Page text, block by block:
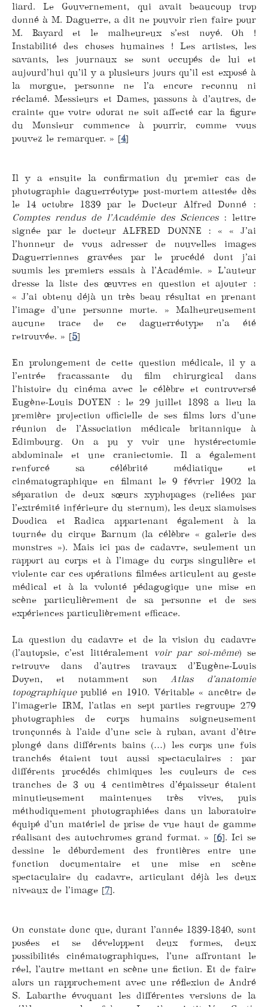
liard. Le Gouvernement, qui avait beaucoup trop
donné à M. Daguerre, a dit ne pouvoir rien faire pour
M. Bayard et le malheureux s’est noyé. Oh !
Instabilité des choses humaines ! Les artistes, les
savants, les journaux se sont occupés de lui et
aujourd’hui qu’il y a plusieurs jours qu’il est exposé à
la morgue, personne ne l’a encore reconnu ni
réclamé. Messieurs et Dames, passons à d’autres, de
crainte que votre odorat ne soit affecté car la figure
du Monsieur commence à pourrir, comme vous
pouvez le remarquer. » [4]
Il y a ensuite la confirmation du premier cas de
photographie daguerréotype post-mortem attestée dès
le 14 octobre 1839 par le Docteur Alfred Donné :
Comptes rendus de l’Académie des Sciences: lettre
signée par le docteur ALFRED DONNE : « « J’ai
l’honneur de vous adresser de nouvelles images
Daguerriennes gravées par le procédé dont j’ai
soumis les premiers essais à l’Académie. » L’auteur
dresse la liste des œuvres en question et ajouter :
« J’ai obtenu déjà un très beau résultat en prenant
l’image d’une personne morte. » Malheureusement
aucune trace de ce daguerréotype n’a été
retrouvée. » [5]
En prolongement de cette question médicale, il y a
l’entrée fracassante du film chirurgical dans
l’histoire du cinéma avec le célèbre et controversé
Eugène-Louis DOYEN : le 29 juillet 1898 a lieu la
première projection officielle de ses films lors d’une
réunion de l’Association médicale britannique à
Edimbourg. On a pu y voir une hystérectomie
abdominale et une craniectomie. Il a également
renforcé sa célébrité médiatique et
cinématographique en filmant le 9 février 1902 la
séparation de deux sœurs xyphopages (reliées par
l’extrémité inférieure du sternum), les deux siamoises
Doodica et Radica appartenant également à la
tournée du cirque Barnum (la célèbre « galerie des
monstres »). Mais ici pas de cadavre, seulement un
rapport au corps et à l’image du corps singulière et
violente car ces opérations filmées articulent au geste
médical et à la volonté pédagogique une mise en
scène particulièrement de sa personne et de ses
expériences particulièrement efficace.
La question du cadavre et de la vision du cadavre
(l’autopsie, c’est littéralement
voir par soi-même) se
retrouve dans d’autres travaux d’Eugène-Louis
Doyen, et notamment sonAtlas d’anatomie
topographiquepublié en 1910. Véritable « ancêtre de
l’imagerie IRM, l’atlas en sept parties regroupe 279
photographies de corps humains soigneusement
tronçonnés à l’aide d’une scie à ruban, avant d’être
plongé dans différents bains (…) les corps une fois
tranchés étaient tout aussi spectaculaires : par
différents procédés chimiques les couleurs de ces
tranches de 3 ou 4 centimètres d’épaisseur étaient
minutieusement maintenues très vives, puis
méthodiquement photographiées dans un laboratoire
équipé d’un matériel de prise de vue haut de gamme
réalisant des autochromes grand format. » [6]. Ici se
dessine le débordement des frontières entre une
fonction documentaire et une mise en scène
spectaculaire du cadavre, articulant déjà les deux
niveaux de l’image [7].
On constate donc que, durant l’année 1839-1840, sont
posées et se développent deux formes, deux
possibilités cinématographiques, l’une affrontant le
réel, l’autre mettant en scène une fiction. Et de faire
alors un rapprochement avec une réflexion de André
S. Labarthe évoquant les différentes versions de la